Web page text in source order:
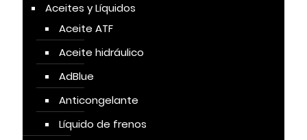
Aceites y Líquidos
Aceite ATF
Aceite hidráulico
AdBlue
Anticongelante
Líquido de frenos